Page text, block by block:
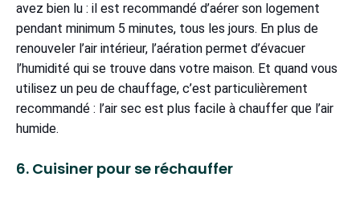
avez bien lu : il est recommandé d’aérer son logement
pendant minimum 5 minutes, tous les jours. En plus de
renouveler l’air intérieur, l’aération permet d’évacuer
l’humidité qui se trouve dans votre maison. Et quand vous
utilisez un peu de chauffage, c’est particulièrement
recommandé : l’air sec est plus facile à chauffer que l’air
humide.
6. Cuisiner pour se réchauffer